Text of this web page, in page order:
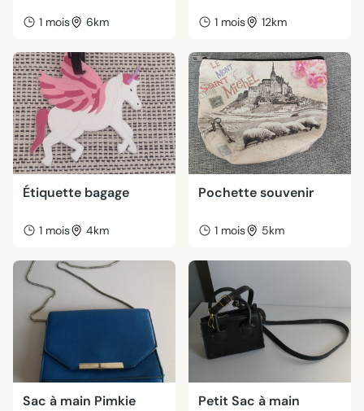
1 mois 6km 1 mois 12km
Étiquette bagage
1 mois 4km
Pochette souvenir
1 mois 5km
Sac à main Pimkie Petit Sac à main